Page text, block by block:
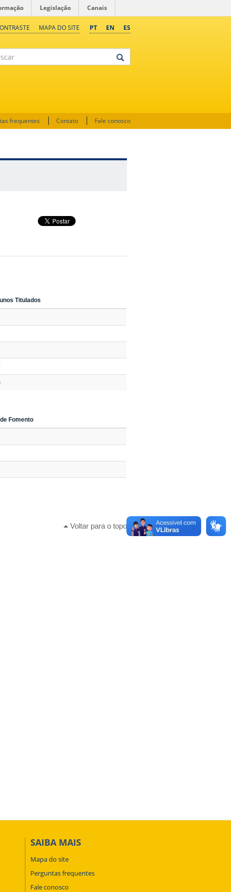
Legislação Canais
PT EN ES
MAPA DO SITE
frequentes Contato Fale conosco
Titulados
Fomento
Voltar para o topo
SAIBA MAIS
Mapa do site
Perguntas frequentes
Fale conosco